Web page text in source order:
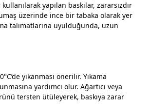
yapılan baskılar, zararsızdır
üzerinde ince bir tabaka olarak yer
talimatlarına uyulduğunda, uzun
yıkanması önerilir. Yıkama
yardımcı olur. Ağartıcı veya
tersten ütüleyerek, baskıya zarar